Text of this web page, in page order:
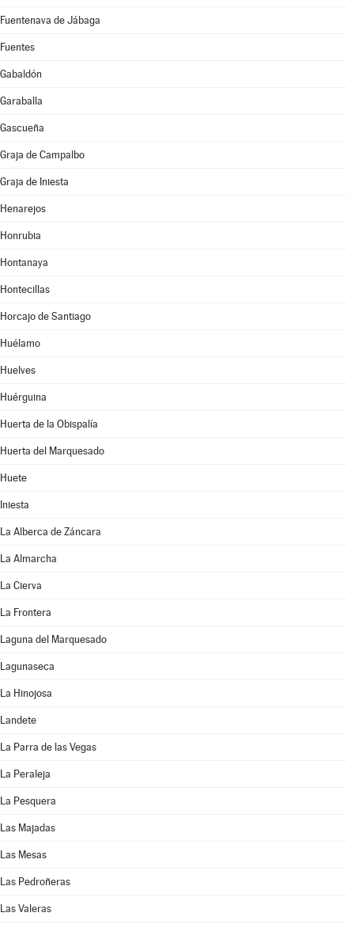
Fuentenava de Jábaga
Fuentes
Gabaldón
Garaballa
Gascueña
Graja de Campalbo
Graja de Iniesta
Henarejos
Honrubia
Hontanaya
Hontecillas
Horcajo de Santiago
Huélamo
Huelves
Huérguina
Huerta de la Obispalía
Huerta del Marquesado
Huete
Iniesta
La Alberca de Záncara
La Almarcha
La Cierva
La Frontera
Laguna del Marquesado
Lagunaseca
La Hinojosa
Landete
La Parra de las Vegas
La Peraleja
La Pesquera
Las Majadas
Las Mesas
Las Pedroñeras
Las Valeras